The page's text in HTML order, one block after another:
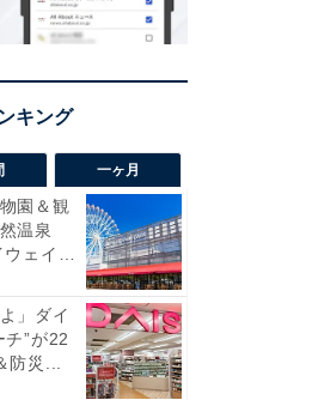
一ヶ月
園＆観
温泉
ェイオ
」ダイ
チ”が22
防災...